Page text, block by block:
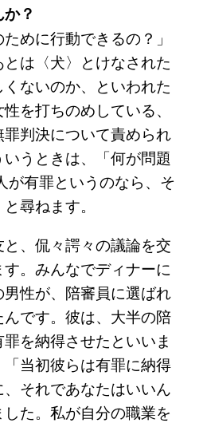
？
めに行動できるの？」
は〈犬〉とけなされた
ないのか、といわれた
を打ちのめしている、
判決について責められ
うときは、「何が問題
が有罪というのなら、そ
尋ねます。
、侃々諤々の議論を交
。みんなでディナーに
性が、陪審員に選ばれ
です。彼は、大半の陪
を納得させたといいま
当初彼らは有罪に納得
それであなたはいいん
た。私が自分の職業を